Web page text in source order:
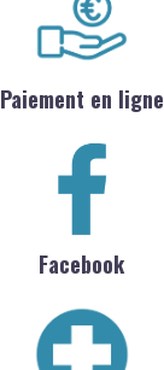
Paiement en ligne
Facebook